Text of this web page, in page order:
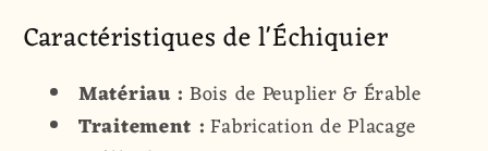
Caractéristiques de l'Échiquier
Matériau : Bois de Peuplier & Érable
Traitement :Fabrication de Placage